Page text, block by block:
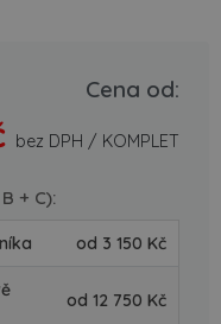
Cena od:
bez DPH / KOMPLET
+ C):
od 3 150 Kč
od 12 750 Kč